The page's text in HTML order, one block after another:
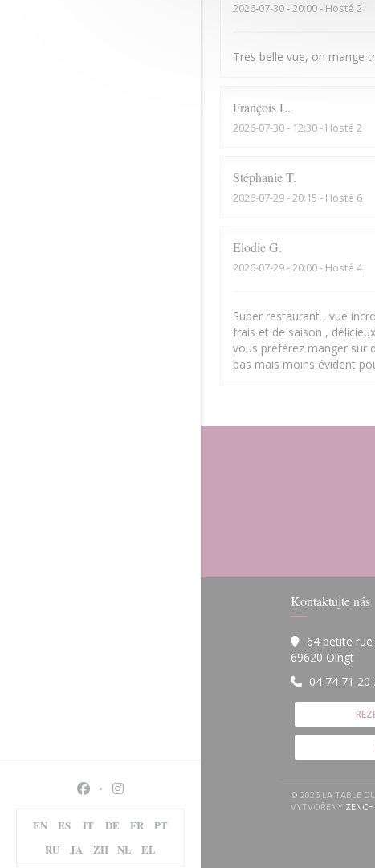
Facebook ((otevře se v novém okně))
Instagram ((otevře se v novém okně))
EN ES IT DE FR
PT
RU
JA ZH NL EL
2026-07-30- 20:00 - Hosté 2
Très belle vue, on mange
FrançoisL
2026-07-30- 12:30 - Hosté 2
StéphanieT
2026-07-29- 20:15 - Hosté 6
ElodieG
2026-07-29- 20:00 - Hosté 4
Super restaurant , vue
frais et de saison ,
vous préférez manger sur
bas mais moins évident
Kontaktujte nás
64 petite
69620 Oingt
04 74 71 20
© 2026 LA TABLE
VYTVOŘENY